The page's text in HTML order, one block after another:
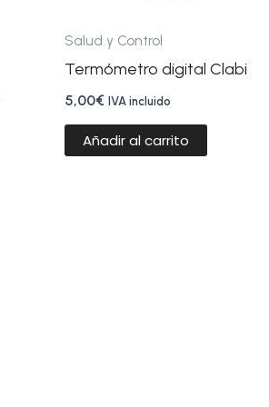
Salud y Control
Termómetro digital Clabi
5,00€ IVA incluido
Añadir al carrito